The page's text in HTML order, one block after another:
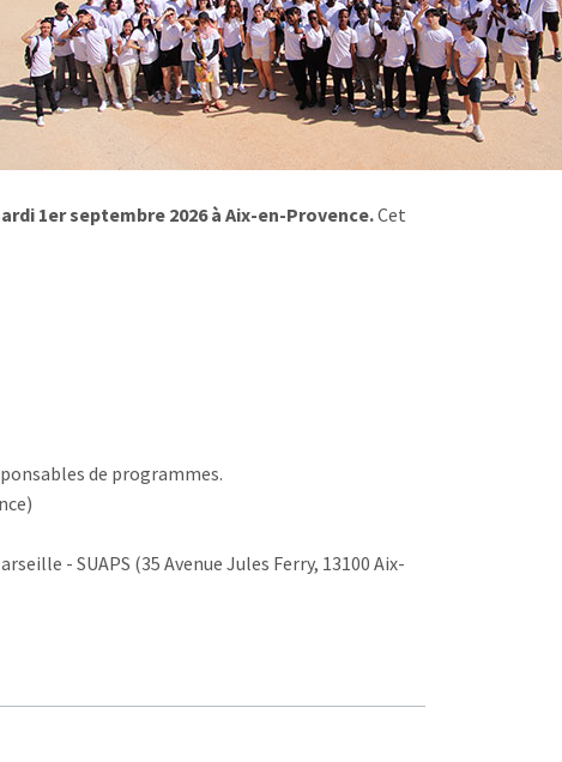
1er septembre 2026 à Aix-en-Provence.Cet
de programmes.
- SUAPS (35 Avenue Jules Ferry, 13100 Aix-